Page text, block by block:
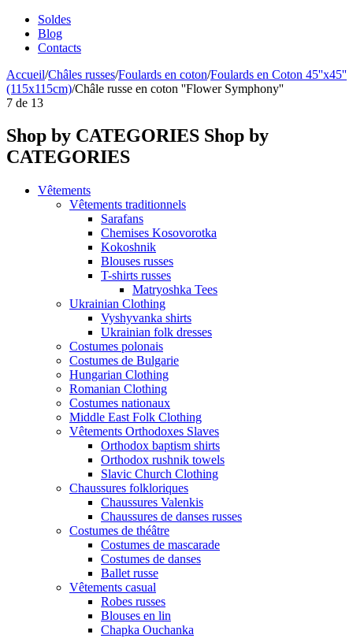
Soldes
Blog
Contacts
Accueil/Châles russes/Foulards en coton/Foulards en Coton 45''x45''
(115x115cm)/Châle russe en coton ''Flower Symphony''
7 de 13
Shop by CATEGORIES Shop by
CATEGORIES
Vêtements
Vêtements traditionnels
Sarafans
Chemises Kosovorotka
Kokoshnik
Blouses russes
T-shirts russes
Matryoshka Tees
Ukrainian Clothing
Vyshyvanka shirts
Ukrainian folk dresses
Costumes polonais
Costumes de Bulgarie
Hungarian Clothing
Romanian Clothing
Costumes nationaux
Middle East Folk Clothing
Vêtements Orthodoxes Slaves
Orthodox baptism shirts
Orthodox rushnik towels
Slavic Church Clothing
Chaussures folkloriques
Chaussures Valenkis
Chaussures de danses russes
Costumes de théâtre
Costumes de mascarade
Costumes de danses
Ballet russe
Vêtements casual
Robes russes
Blouses en lin
Chapka Ouchanka